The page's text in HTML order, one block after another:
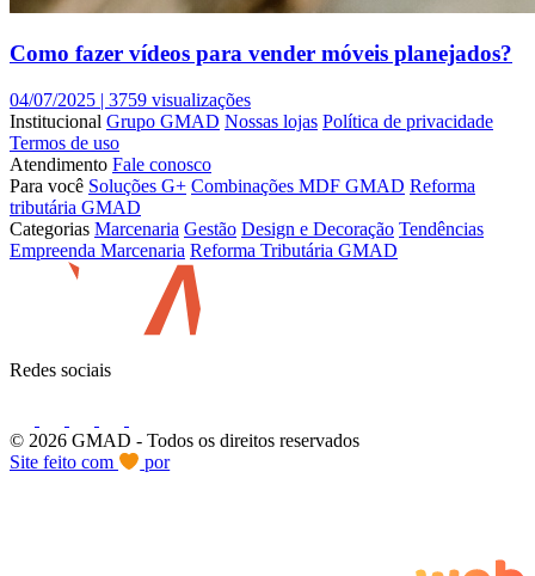
Como fazer vídeos para vender móveis planejados?
04/07/2025 | 3759 visualizações
Institucional Grupo GMAD Nossas lojas Política de privacidade
Termos de uso
Atendimento Fale conosco
Para você Soluções G+ Combinações MDF GMAD Reforma
tributária GMAD
Categorias Marcenaria Gestão Design e Decoração Tendências
Empreenda Marcenaria Reforma Tributária GMAD
Redes sociais
© 2026 GMAD - Todos os direitos reservados
Site feito com
por